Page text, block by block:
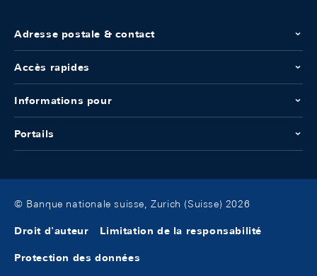
Adresse postale & contact
Accès rapides
Informations pour
Portails
© Banque nationale suisse, Zurich (Suisse) 2026
Droit d'auteur Limitation de la responsabilité
Protection des données